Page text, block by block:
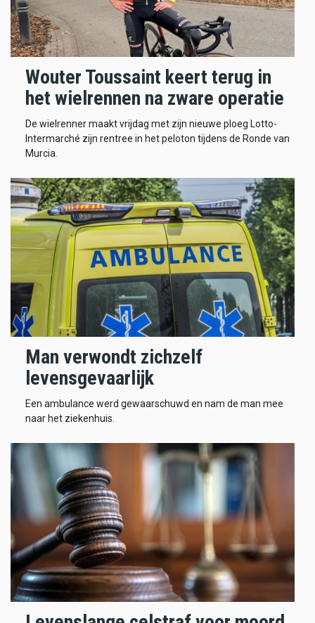
Wouter Toussaint keert terug in
het wielrennen na zware operatie
De wielrenner maakt vrijdag met zijn nieuwe ploeg Lotto-
Intermarché zijn rentree in het peloton tijdens de Ronde van
Murcia.
Man verwondt zichzelf
levensgevaarlijk
Een ambulance werd gewaarschuwd en nam de man mee
naar het ziekenhuis.